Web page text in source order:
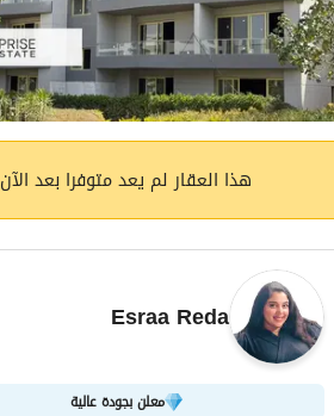
هذا العقار لم يعد متوفرا بعد الآن
Esraa Reda
معلن بجودة عالية